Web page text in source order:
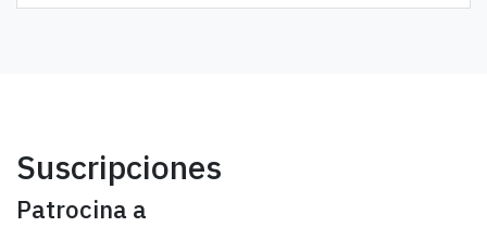
Suscripciones
Patrocina a